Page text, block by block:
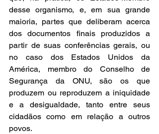
desse organismo, e, em sua grande
maioria, partes que deliberam acerca
dos documentos finais produzidos a
partir de suas conferências gerais, ou
no caso dos Estados Unidos da
América, membro do Conselho de
Segurança da ONU, são os que
produzem ou reproduzem a iniquidade
e a desigualdade, tanto entre seus
cidadãos como em relação a outros
povos.